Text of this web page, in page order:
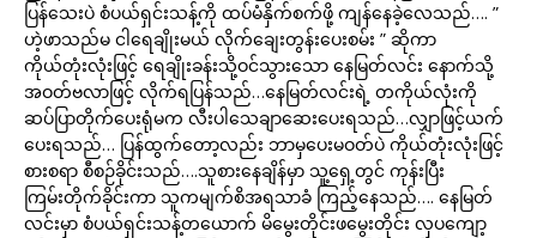
ပြန်သေးပဲ စံပယ်ရှင်းသန့်ကို ထပ်မံနှိက်စက်ဖို့ ကျန်နေခဲ့လေသည်…. ”
ဟဲ့ဖာသည်မ ငါရေချိုးမယ် လိုက်ချေးတွန်းပေးစမ်း ” ဆိုကာ
ကိုယ်တုံးလုံးဖြင့် ရေချိုးခန်းသို့ဝင်သွားသော နေမြတ်လင်း နောက်သို့
အဝတ်ဗလာဖြင့် လိုက်ရပြန်သည်…နေမြတ်လင်းရဲ့ တကိုယ်လုံးကို
ဆပ်ပြာတိုက်ပေးရုံမက လီးပါသေချာဆေးပေးရသည်…လျှာဖြင့်ယက်
ပေးရသည်… ပြန်ထွက်တော့လည်း ဘာမှပေးမဝတ်ပဲ ကိုယ်တုံးလုံးဖြင့်
စားစရာ စီစဉ်ခိုင်းသည်….သူစားနေချိန်မှာ သူ့ရှေ့တွင် ကုန်းပြီး
ကြမ်းတိုက်ခိုင်းကာ သူကမျက်စိအရသာခံ ကြည့်နေသည်…. နေမြတ်
လင်းမှာ စံပယ်ရှင်းသန့်တယောက် မိမွေးတိုင်းဖမွေးတိုင်း လှပကျော့